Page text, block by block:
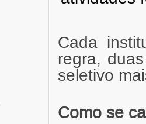
Cada
regra,
seletivo
Como se